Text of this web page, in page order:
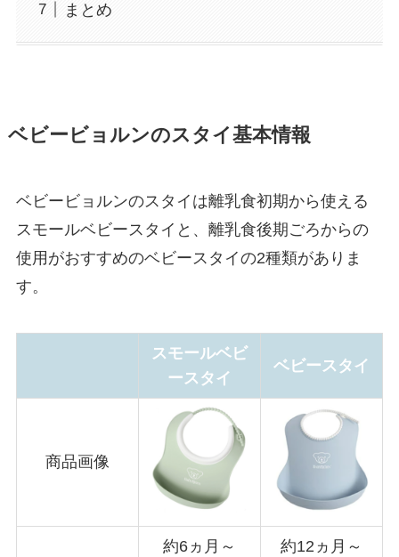
まとめ
ベビービョルンのスタイ基本情報
ベビービョルンのスタイは離乳食初期から使える
スモールベビースタイと、離乳食後期ごろからの
使用がおすすめのベビースタイの2種類がありま
す。
スモールベビ
ースタイ
ベビースタイ
商品画像
約6ヵ月～
約12ヵ月～